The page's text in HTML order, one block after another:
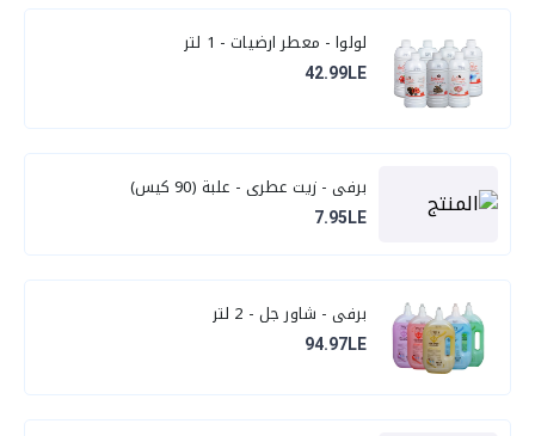
لولوا - معطر ارضيات - 1 لتر
42.99LE
برفي - زيت عطري - علبة (90 كيس)
7.95LE
برفي - شاور جل - 2 لتر
94.97LE